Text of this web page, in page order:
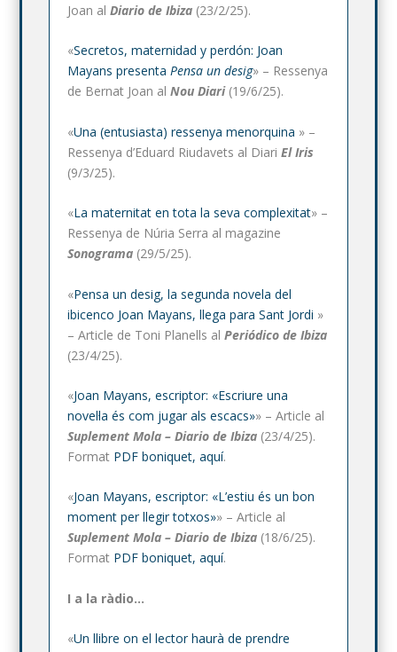
Joan alDiario de Ibiza (23/2/25).
«Secretos, maternidad y perdón: Joan
Mayans presentaPensa un desig» – Ressenya
de Bernat Joan alNou Diari(19/6/25).
«Una (entusiasta) ressenya menorquina » –
Ressenya d’Eduard Riudavets al DiariEl Iris
(9/3/25).
«La maternitat en tota la seva complexitat» –
Ressenya de Núria Serra al magazine
Sonograma (29/5/25).
«Pensa un desig, la segunda novela del
ibicenco Joan Mayans, llega para Sant Jordi »
– Article de Toni Planells alPeriódico de Ibiza
(23/4/25).
«Joan Mayans, escriptor: «Escriure una
novel·la és com jugar als escacs»» – Article al
Suplement Mola – Diario de Ibiza (23/4/25).
Format PDF boniquet, aquí.
«Joan Mayans, escriptor: «L’estiu és un bon
moment per llegir totxos»» – Article al
Suplement Mola – Diario de Ibiza (18/6/25).
Format PDF boniquet, aquí.
I a la ràdio…
«Un llibre on el lector haurà de prendre